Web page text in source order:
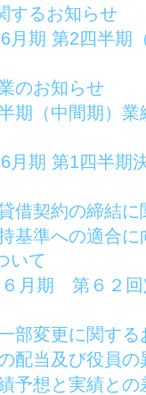
するお知らせ
月期 第2四半期
のお知らせ
期（中間期）
月期 第1四半期
借契約の締結に
持基準への適合
いて
６月期 第６２
部変更に関する
配当及び役員
予想と実績と